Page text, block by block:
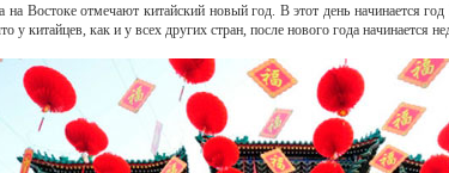
на Востоке отмечают китайский новый год. В этот день начинается
у китайцев, как и у всех других стран, после нового года начинается